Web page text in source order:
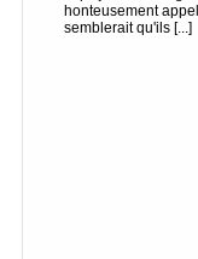
honteusement
semblerait qu'ils [...]